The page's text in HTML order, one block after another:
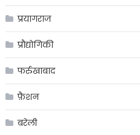
प्रयागराज
प्रौद्योगिकी
फर्रुखाबाद
फ़ैशन
बरेली